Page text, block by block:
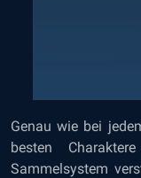
Genau wie bei
besten
Sammelsystem